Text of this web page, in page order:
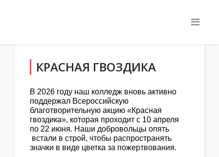
КРАСНАЯ ГВОЗДИКА
В 2026 году наш колледж вновь активно
поддержал Всероссийскую
благотворительную акцию «Красная
гвоздика», которая проходит с 10 апреля
по 22 июня. Наши добровольцы опять
встали в строй, чтобы распространять
значки в виде цветка за пожертвования.